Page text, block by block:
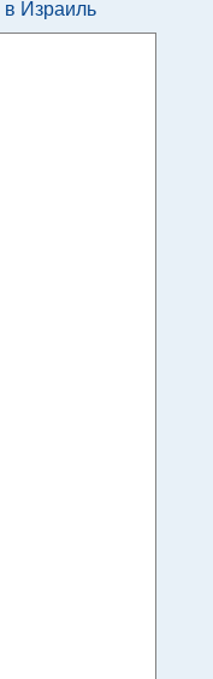
Израиль